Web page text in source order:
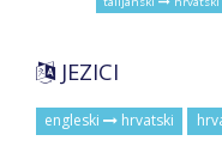
JEZICI
engleski hrvatski